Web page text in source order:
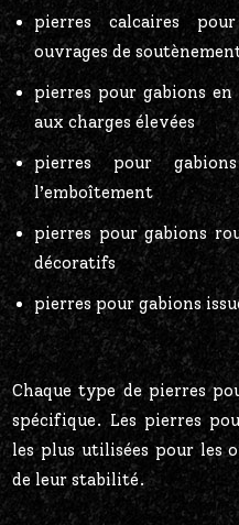
pierres calcaires
ouvrages de
pierres pour gabions
aux charges élevées
pierres pour
l’emboîtement
pierres pour gabions
décoratifs
pierres pour gabions
Chaque type de pierres
spécifique. Les pierres
les plus utilisées pour les
de leur stabilité.